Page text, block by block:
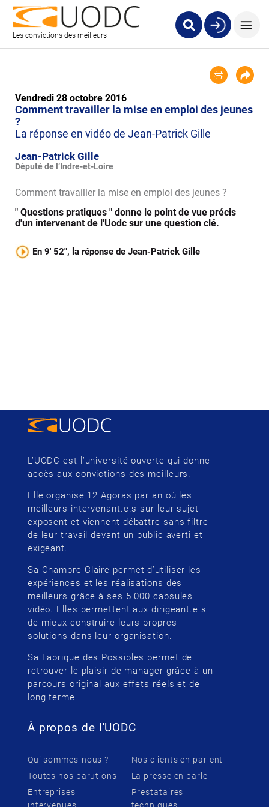
Les convictions des meilleurs
Vendredi 28 octobre 2016
Comment travailler la mise en emploi des jeunes
?
La réponse en vidéo de Jean-Patrick Gille
Jean-Patrick Gille
Député de l’Indre-et-Loire
Comment travailler la mise en emploi des jeunes ?
" Questions pratiques " donne le point de vue précis
d'un intervenant de l'Uodc sur une question clé.
En 9' 52", la réponse de Jean-Patrick Gille
L’UODC est l’université ouverte qui donne
accès aux convictions des meilleurs.
Elle organise 12 Agoras par an où les
meilleurs intervenant.e.s sur leur sujet
exposent et viennent débattre sans filtre
de leur travail devant un public averti et
exigeant.
Sa Chambre Claire permet d’utiliser les
expériences et les réalisations des
meilleurs grâce à ses 5 000 capsules
vidéo. Elles permettent aux dirigeant.e.s
de mieux construire leurs propres
solutions dans leur organisation.
Sa Fabrique des Possibles permet de
retrouver le plaisir de manager grâce à un
parcours original aux effets réels et de
long terme.
À propos de l'UODC
Qui sommes-nous ?
Toutes nos parutions
Entreprises
Nos clients en parlent
La presse en parle
Prestataires